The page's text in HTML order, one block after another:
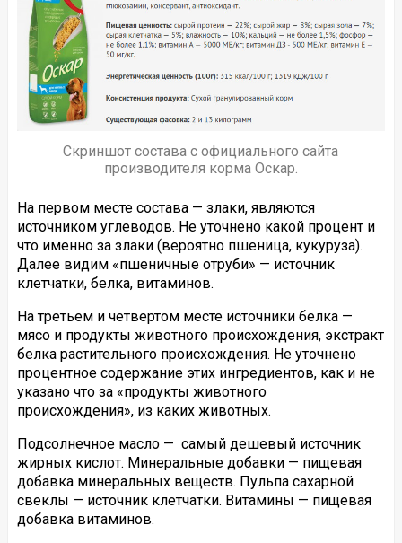
Скриншот состава с официального сайта
производителя корма Оскар.
На первом месте состава — злаки, являются
источником углеводов. Не уточнено какой процент и
что именно за злаки (вероятно пшеница, кукуруза).
Далее видим «пшеничные отруби» — источник
клетчатки, белка, витаминов.
На третьем и четвертом месте источники белка —
мясо и продукты животного происхождения, экстракт
белка растительного происхождения. Не уточнено
процентное содержание этих ингредиентов, как и не
указано что за «продукты животного
происхождения», из каких животных.
Подсолнечное масло — самый дешевый источник
жирных кислот. Минеральные добавки — пищевая
добавка минеральных веществ. Пульпа сахарной
свеклы — источник клетчатки. Витамины — пищевая
добавка витаминов.